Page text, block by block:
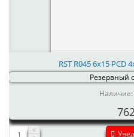
RST R045 6x15 PCD
Резервный
Наличие: